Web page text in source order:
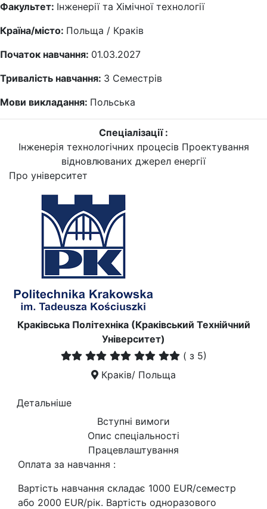
Факультет: Інженерії та Хімічної технології
Країна/місто: Польща / Краків
Початок навчання: 01.03.2027
Тривалість навчання: 3 Семестрів
Мови викладання: Польська
Спеціалізації :
Інженерія технологічних процесів Проектування
відновлюваних джерел енергії
Про університет
Краківська Політехніка (Краківський Технійчний
Університет)
( з 5)
Краків/ Польща
Детальніше
Вступні вимоги
Опис спеціальності
Працевлаштування
Оплата за навчання :
Вартість навчання складає 1000 EUR/семестр
або 2000 EUR/рік. Вартість одноразового